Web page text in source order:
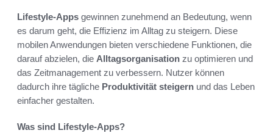
Lifestyle-Apps gewinnen zunehmend an Bedeutung, wenn
es darum geht, die Effizienz im Alltag zu steigern. Diese
mobilen Anwendungen bieten verschiedene Funktionen, die
darauf abzielen, die Alltagsorganisation zu optimieren und
das Zeitmanagement zu verbessern. Nutzer können
dadurch ihre tägliche Produktivität steigern und das Leben
einfacher gestalten.
Was sind Lifestyle-Apps?